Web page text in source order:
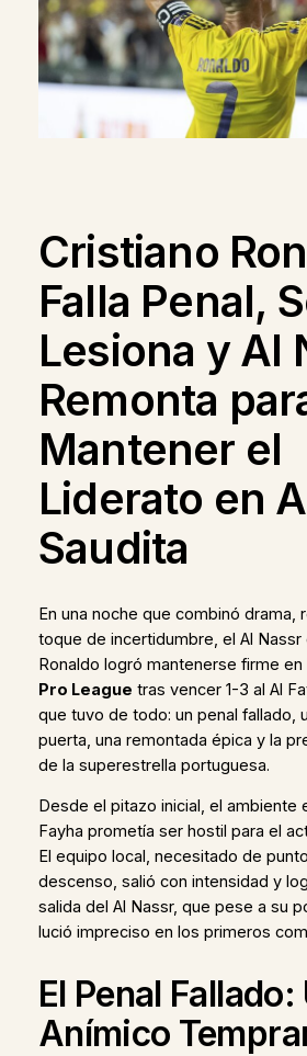
Cristiano
Falla Penal,
Lesiona y Al
Remonta
Mantener el
Liderato en
Saudita
En una noche que combinó drama,
toque de incertidumbre, el Al Nassr
Ronaldo logró mantenerse firme en
Pro League tras vencer 1-3 al Al
que tuvo de todo: un penal fallado,
puerta, una remontada épica y la
de la superestrella portuguesa.
Desde el pitazo inicial, el ambiente
Fayha prometía ser hostil para el
El equipo local, necesitado de
descenso, salió con intensidad y
salida del Al Nassr, que pese a su
lució impreciso en los primeros
El Penal
Anímico